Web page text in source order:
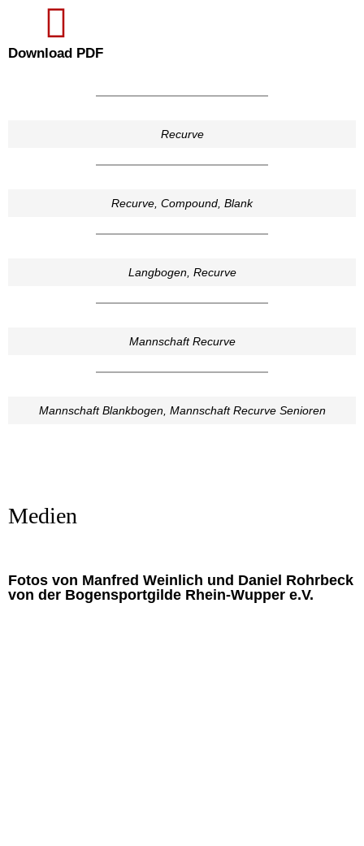
Download PDF
Recurve
Recurve, Compound, Blank
Langbogen, Recurve
Mannschaft Recurve
Mannschaft Blankbogen, Mannschaft Recurve Senioren
Medien
Fotos von Manfred Weinlich und Daniel Rohrbeck
von der Bogensportgilde Rhein-Wupper e.V.